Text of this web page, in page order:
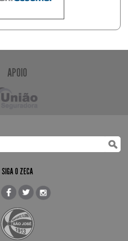
APOIO
SIGA O ZECA